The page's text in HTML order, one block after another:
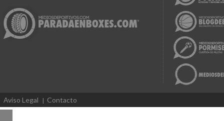
Aviso Legal Contacto